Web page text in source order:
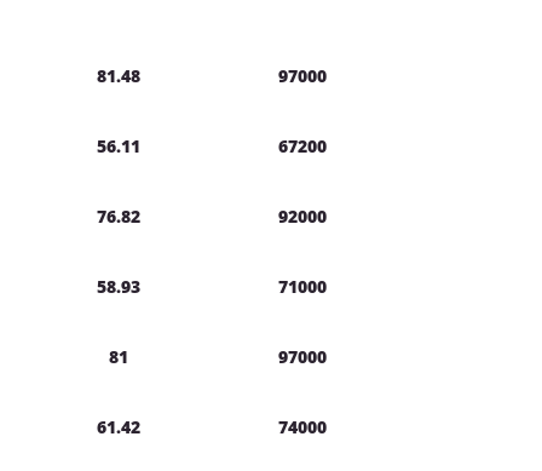
81.48 97000
56.11 67200
76.82 92000
58.93 71000
81 97000
61.42 74000